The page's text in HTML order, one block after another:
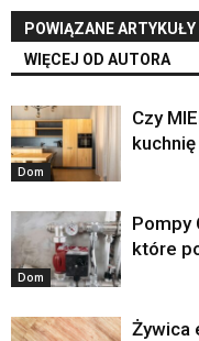
POWIĄZANE ARTYKUŁY
WIĘCEJ OD AUTORA
Dom
Czy
Dom
Pompy
które
Żywica